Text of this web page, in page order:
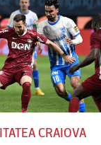
CRAIOVA